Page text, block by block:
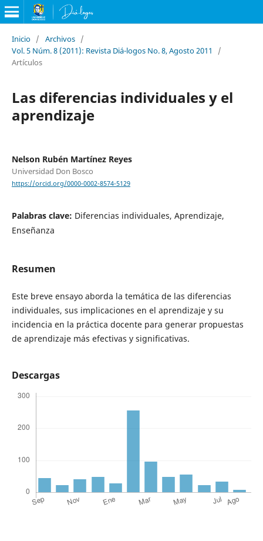
Inicio / Archivos /
Vol. 5 Núm. 8 (2011): Revista Diá-logos No. 8, Agosto 2011
/
Artículos
Las diferencias individuales y el
aprendizaje
Nelson Rubén Martínez Reyes
Universidad Don Bosco
https://orcid.org/0000-0002-8574-5129
Palabras clave: Diferencias individuales, Aprendizaje,
Enseñanza
Resumen
Este breve ensayo aborda la temática de las diferencias
individuales, sus implicaciones en el aprendizaje y su
incidencia en la práctica docente para generar propuestas
de aprendizaje más efectivas y significativas.
Descargas